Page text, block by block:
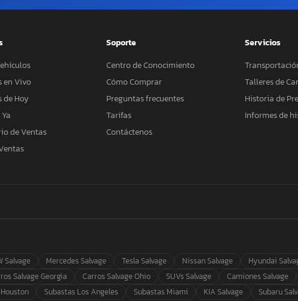
en Vivo
de Hoy
de Ventas
Soporte
Centro de Conocimiento
Cómo Comprar
Preguntas frecuentes
Tarifas
Contáctenos
Servicios
Talleres de
Historia de
Informes de
Salvage Mercedes Salvage Tesla Salvage Nissan Salvage Hyundai
Salvage Georgia Carros Salvage Ohio SUVs Salvage Camiones Salvage
Subastas Los Angeles Subastas Miami KIA Salvage Subaru